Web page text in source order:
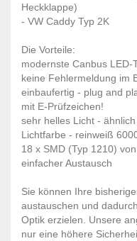
Heckklappe)
- VW Caddy Typ 2K
Die Vorteile:
modernste Canbus LED-
keine Fehlermeldung im
einbaufertig - plug and
mit E-Prüfzeichen!
sehr helles Licht -
Lichtfarbe - reinweiß
18 x SMD (Typ 1210)
einfacher Austausch
Sie können Ihre
austauschen und
Optik erzielen. Unsere
nur eine höhere